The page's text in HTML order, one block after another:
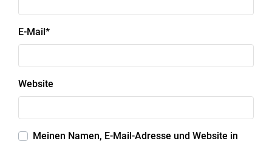
E-Mail*
Website
Meinen Namen, E-Mail-Adresse und Website in